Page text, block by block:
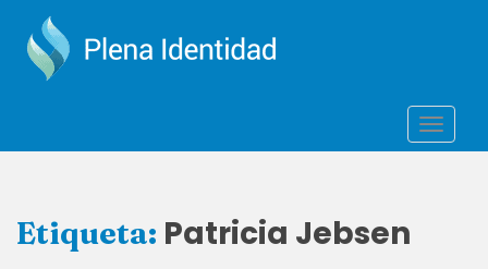
Etiqueta: Patricia Jebsen